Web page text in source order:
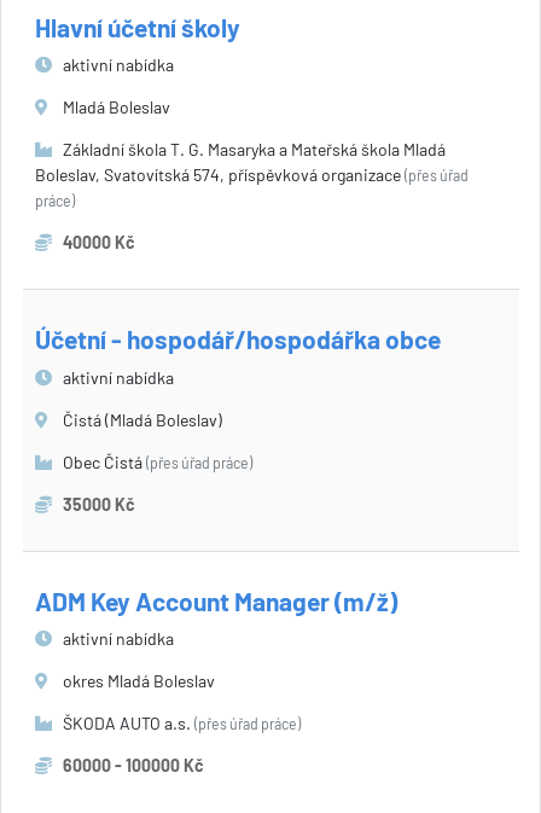
Hlavní účetní školy
aktivní nabídka
Mladá Boleslav
Základní škola T. G. Masaryka a Mateřská škola Mladá
Boleslav, Svatovítská 574, příspěvková organizace (přes úřad
práce)
40000 Kč
Účetní - hospodář/hospodářka obce
aktivní nabídka
Čistá (Mladá Boleslav)
Obec Čistá (přes úřad práce)
35000 Kč
ADM Key Account Manager (m/ž)
aktivní nabídka
okres Mladá Boleslav
ŠKODA AUTO a.s. (přes úřad práce)
60000 - 100000 Kč